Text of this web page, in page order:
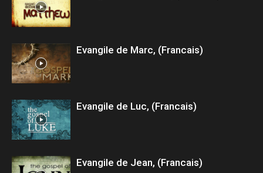
Evangile de Marc, (Francais)
Evangile de Luc, (Francais)
Evangile de Jean, (Francais)